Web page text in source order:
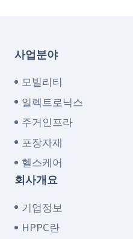
사업분야
모빌리티
일렉트로닉스
주거인프라
포장자재
헬스케어
회사개요
기업정보
HPPC란